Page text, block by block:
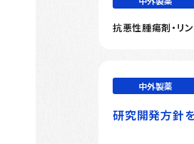
抗悪性腫瘍剤・リ
中外製薬
研究開発方針